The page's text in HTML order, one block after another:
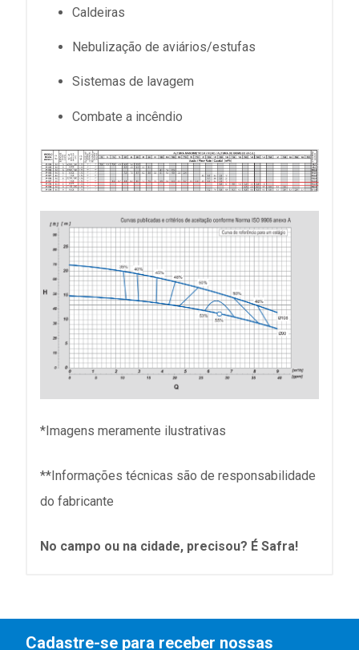
Caldeiras
Nebulização de aviários/estufas
Sistemas de lavagem
Combate a incêndio
*Imagens meramente ilustrativas
**Informações técnicas são de responsabilidade
do fabricante
No campo ou na cidade, precisou? É Safra!
Cadastre-se para receber nossas